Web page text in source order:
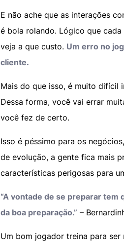
E não ache que as interações
é bola rolando. Lógico que
veja a que custo. Um erro no
cliente.
Mais do que isso, é muito difícil
Dessa forma, você vai errar
você fez de certo.
Isso é péssimo para os
de evolução, a gente fica mais
características perigosas para
“A vontade de se preparar tem
da boa preparação.” –
Um bom jogador treina para